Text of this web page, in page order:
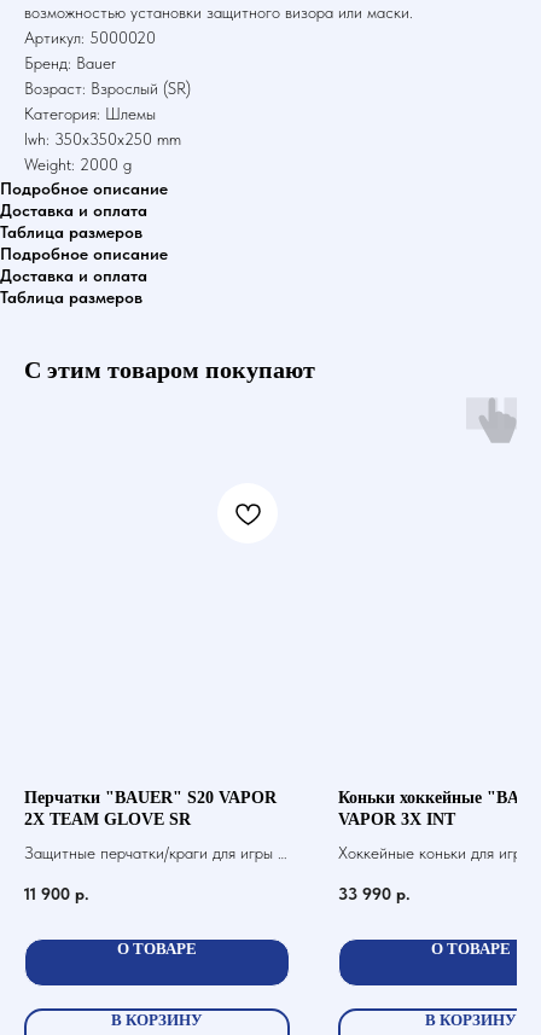
возможностью установки защитного визора или маски.
Артикул: 5000020
Бренд: Bauer
Возраст: Взрослый (SR)
Категория: Шлемы
lwh: 350x350x250 mm
Weight: 2000 g
Подробное описание
Доставка и оплата
Таблица размеров
Подробное описание
Доставка и оплата
Таблица размеров
С этим товаром покупают
Перчатки "BAUER" S20 VAPOR
2X TEAM GLOVE SR
Защитные перчатки/краги для игры в
11 900 р.
О ТОВАРЕ
В КОРЗИНУ
Коньки хоккейные
VAPOR 3X INT
Хоккейные коньки для игры
33 990 р.
О ТОВАРЕ
В КОРЗИНУ